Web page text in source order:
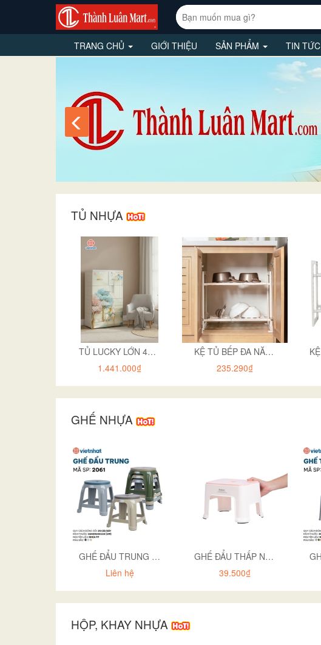
TRANG CHỦ GIỚI THIỆU SẢN PHẨM TIN TỨC
TỦ NHỰA
TỦ LUCKY LỚN 4T 3824
1.441.000₫
KỆ TỦ BẾP ĐA NĂNG 3T HOKORI 5586-3
235.290₫
GHẾ NHỰA
GHẾ ĐẨU TRUNG 2061
Liên hệ
GHẾ ĐẨU THẤP NHẬT 2 MÀU HOKORI 2011
39.500₫
HỘP, KHAY NHỰA